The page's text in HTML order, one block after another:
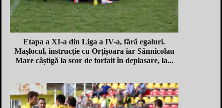
Etapa a XI-a din Liga a IV-a, fără egaluri.
Mașlocul, instrucție cu Orțișoara iar Sânnicolau
Mare câștigă la scor de forfait în deplasare, la...